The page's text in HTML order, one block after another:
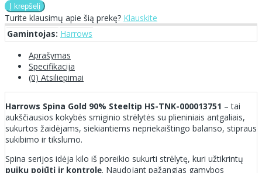
Turite klausimų apie šią prekę? Klauskite
Gamintojas: Harrows
Aprašymas
Specifikacija
(0) Atsiliepimai
Harrows Spina Gold 90% Steeltip HS-TNK-000013751 – tai
aukščiausios kokybės smiginio strėlytės su plieniniais antgaliais,
sukurtos žaidėjams, siekiantiems nepriekaištingo balanso, stipraus
sukibimo ir tikslumo.
Spina serijos idėja kilo iš poreikio sukurti strėlytę, kuri užtikrintų
puikų pojūtį ir kontrolę. Naudojant pažangias gamybos